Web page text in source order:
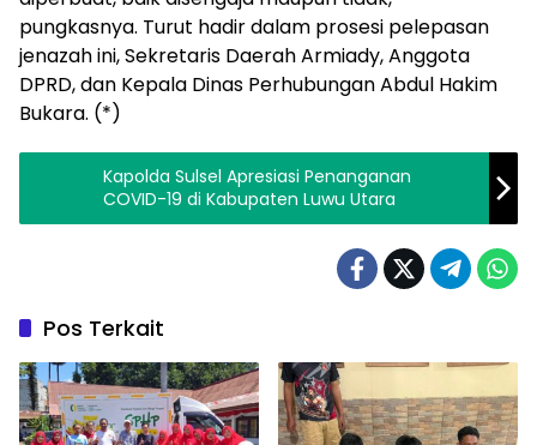
pungkasnya. Turut hadir dalam prosesi pelepasan
jenazah ini, Sekretaris Daerah Armiady, Anggota
DPRD, dan Kepala Dinas Perhubungan Abdul Hakim
Bukara. (*)
Kapolda Sulsel Apresiasi Penanganan
COVID-19 di Kabupaten Luwu Utara
Pos Terkait